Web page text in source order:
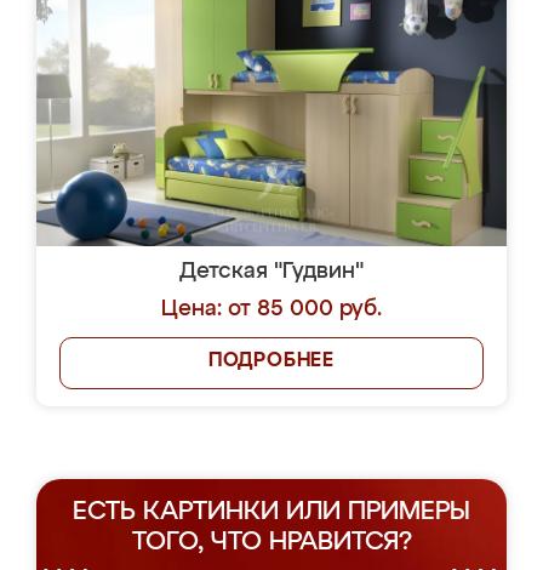
Детская "Гудвин"
Цена: от 85 000 руб.
ПОДРОБНЕЕ
ЕСТЬ КАРТИНКИ ИЛИ ПРИМЕРЫ
ТОГО, ЧТО НРАВИТСЯ?